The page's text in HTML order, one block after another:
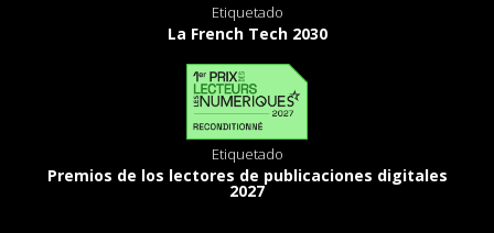
Etiquetado
La French Tech 2030
Etiquetado
Premios de los lectores de publicaciones digitales
2027